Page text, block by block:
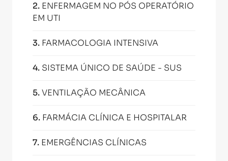
2. ENFERMAGEM NO PÓS OPERATÓRIO
EM UTI
3. FARMACOLOGIA INTENSIVA
4. SISTEMA ÚNICO DE SAÚDE - SUS
5.VENTILAÇÃO MECÂNICA
6. FARMÁCIA CLÍNICA E HOSPITALAR
7. EMERGÊNCIAS CLÍNICAS